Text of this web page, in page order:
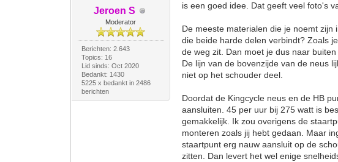
Jeroen S
Moderator
Berichten: 2.643
Topics: 16
Lid sinds: Oct 2020
Bedankt: 1430
5225 x bedankt in 2486
berichten
is een goed idee. Dat geeft veel foto's
De meeste materialen die je noemt
die beide harde delen verbindt? Zoals
de weg zit. Dan moet je dus naar
De lijn van de bovenzijde van de neus
niet op het schouder deel.
Doordat de Kingcycle neus en de HB
aansluiten. 45 per uur bij 275 watt is
gemakkelijk. Ik zou overigens de
monteren zoals jij hebt gedaan. Maar
staartpunt erg nauw aansluit op de
zitten. Dan levert het wel enige